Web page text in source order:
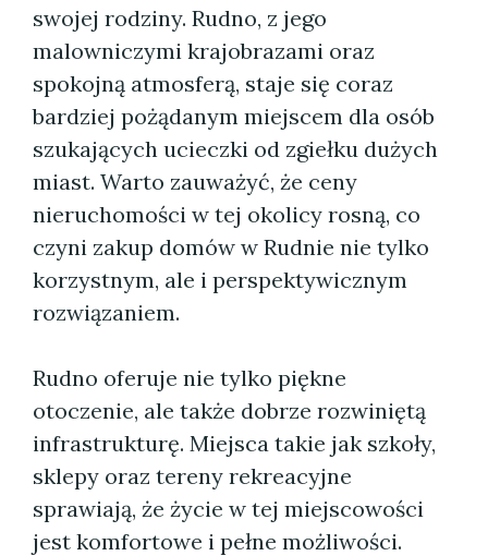
swojej rodziny. Rudno, z jego
malowniczymi krajobrazami oraz
spokojną atmosferą, staje się coraz
bardziej pożądanym miejscem dla osób
szukających ucieczki od zgiełku dużych
miast. Warto zauważyć, że ceny
nieruchomości w tej okolicy rosną, co
czyni zakup domów w Rudnie nie tylko
korzystnym, ale i perspektywicznym
rozwiązaniem.
Rudno oferuje nie tylko piękne
otoczenie, ale także dobrze rozwiniętą
infrastrukturę. Miejsca takie jak szkoły,
sklepy oraz tereny rekreacyjne
sprawiają, że życie w tej miejscowości
jest komfortowe i pełne możliwości.